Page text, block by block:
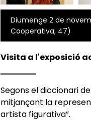
Diumenge 2 de
Cooperativa, 47)
Visita a l'exposició
Segons el diccionari
mitjançant la
artista figurativa”.